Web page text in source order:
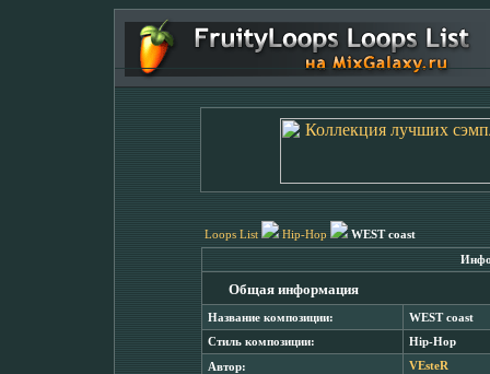
Loops List Hip-Hop WEST coast
Общая информация
Название композиции: WEST coast
Стиль композиции: Hip-Hop
Автор: VEsteR